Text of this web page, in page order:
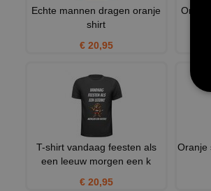
Echte mannen dragen oranje
shirt
€ 20,95
T-shirt vandaag feesten als
een leeuw morgen een k
€ 20,95
Oranje